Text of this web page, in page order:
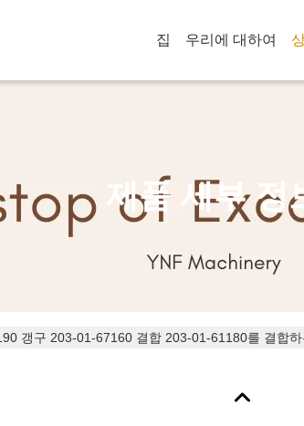
집 우리에 대하여
제품 세부 정
갱구 203-01-67160 결합 203-01-61180를 결합